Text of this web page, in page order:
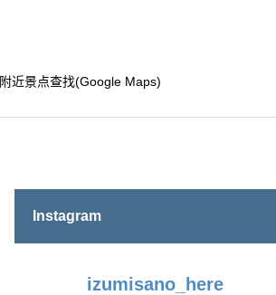
附近景点查找(Google Maps)
Instagram
izumisano_here